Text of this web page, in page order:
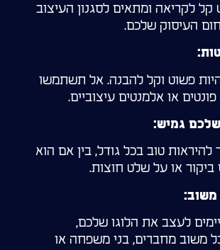
קל לקריאה ומתאים לסגנון העיצוב
העיסוק שלכם.
פשוט וקל להבנה. אל תשתמשו
או אלמנטים עיצוביים.
להיראות טוב בכל גודל, בין אם הוא
או על שלט חוצות.
לעצב את הלוגו שלכם,
משוב מחברים, בני משפחה או